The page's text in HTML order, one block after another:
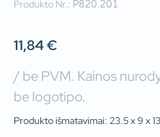
Produkto Nr.: P820.201
11,84€
/ be PVM. Kainos
be logotipo.
Produkto išmatavimai: 23.5 x 9 x